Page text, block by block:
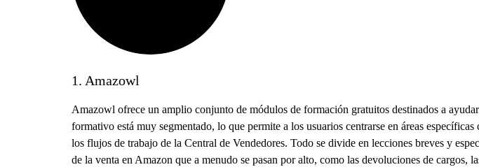
1. Amazowl
Amazowl ofrece un amplio conjunto de módulos de formación gratuitos destinados a
formativo está muy segmentado, lo que permite a los usuarios centrarse en áreas
los flujos de trabajo de la Central de Vendedores. Todo se divide en lecciones breves y
de la venta en Amazon que a menudo se pasan por alto, como las devoluciones de cargos,